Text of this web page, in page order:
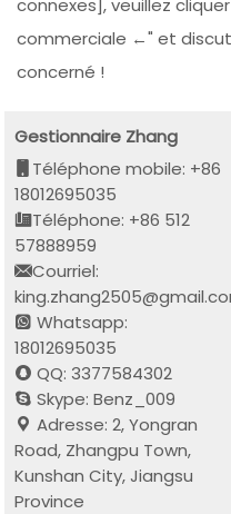
connexes], veuillez
commerciale ←" et
concerné !
Gestionnaire Zhang
Téléphone mobile: +86
18012695035
Téléphone: +86 512
57888959
Courriel:
Whatsapp:
18012695035
QQ: 3377584302
Skype: Benz_009
Adresse: 2, Yongran
Road, Zhangpu Town,
Kunshan City, Jiangsu
Province